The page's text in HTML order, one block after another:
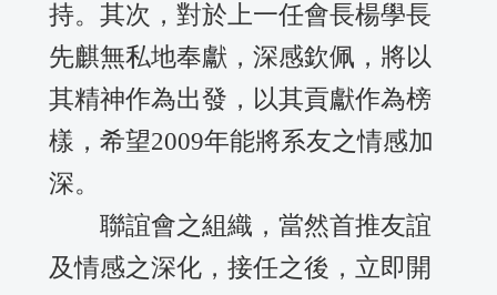
持。其次，對於上一任會長楊學長
先麒無私地奉獻，深感欽佩，將以
其精神作為出發，以其貢獻作為榜
樣，希望2009年能將系友之情感加
深。
聯誼會之組織，當然首推友誼
及情感之深化，接任之後，立即開